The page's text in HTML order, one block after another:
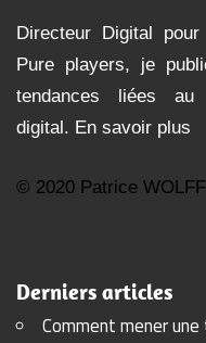
Directeur Digital
Pure players, je
tendances liées
digital. En savoir plus
© 2020 Patrice
Derniers articles
Comment mener